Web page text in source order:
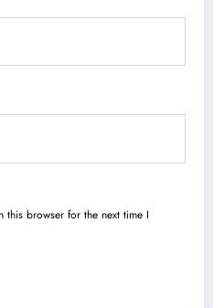
this browser for the next time I